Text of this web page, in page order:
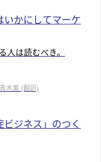
いかにしてマーケ
人は読むべき。
木薫 (翻訳)
ジネス」のつく